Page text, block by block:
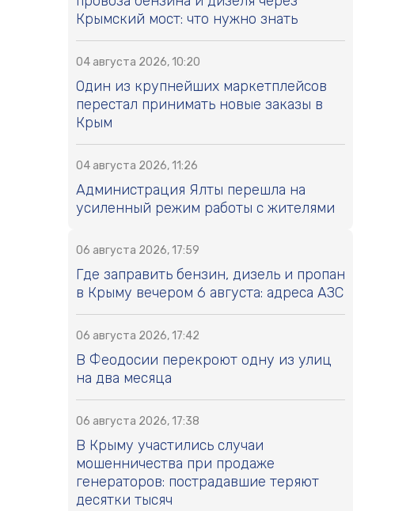
Крымский мост: что нужно знать
04 августа 2026, 10:20
Один из крупнейших маркетплейсов
перестал принимать новые заказы в
Крым
04 августа 2026, 11:26
Администрация Ялты перешла на
усиленный режим работы с жителями
06 августа 2026, 17:59
Где заправить бензин, дизель и пропан
в Крыму вечером 6 августа: адреса АЗС
06 августа 2026, 17:42
В Феодосии перекроют одну из улиц
на два месяца
06 августа 2026, 17:38
В Крыму участились случаи
мошенничества при продаже
генераторов: пострадавшие теряют
десятки тысяч